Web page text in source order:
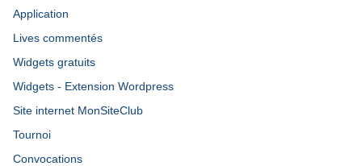
Application
Lives commentés
Widgets gratuits
Widgets - Extension Wordpress
Site internet MonSiteClub
Tournoi
Convocations